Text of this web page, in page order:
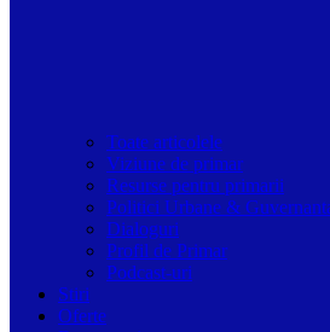
Toate articolele
Viziune de primar
Resurse pentru primarii
Politici Urbane &
Dialoguri
Profil de Primar
Podcast-uri
Stiri
Oferte